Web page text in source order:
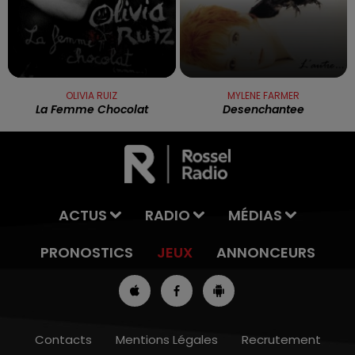
OLIVIA RUIZ
La Femme Chocolat
MYLENE FARMER
Desenchantee
ACTUS RADIO
MÉDIAS
PRONOSTICS
JEUX ANNONCEURS
Contacts Mentions Légales Recrutement